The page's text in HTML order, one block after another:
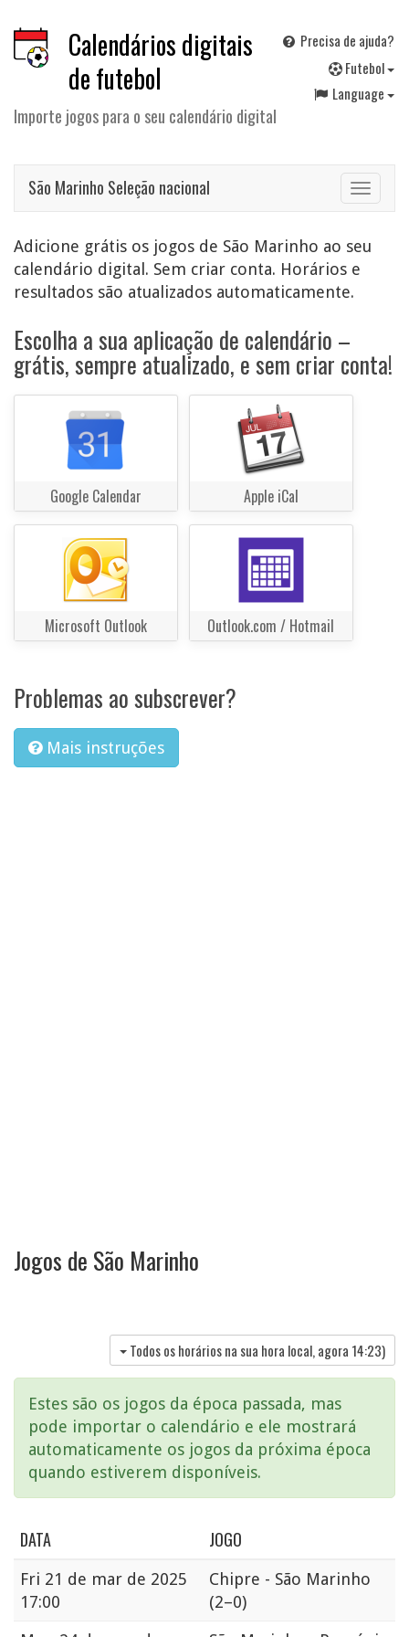
Calendários digitais
de futebol
Importe jogos para o seu calendário digital
Precisa de ajuda?
Futebol
Language
Toggle
São Marinho Seleção nacional
Adicione grátis os jogos de São Marinho ao seu
calendário digital. Sem criar conta. Horários e
resultados são atualizados automaticamente.
Escolha a sua aplicação de calendário –
grátis, sempre atualizado, e sem criar conta!
Google Calendar Apple iCal
Microsoft Outlook Outlook.com / Hotmail
Problemas ao subscrever?
Mais instruções
Jogos de São Marinho
Todos os horários na sua hora local, agora 14:23)
Estes são os jogos da época passada, mas
pode importar o calendário e ele mostrará
automaticamente os jogos da próxima época
quando estiverem disponíveis.
DATA JOGO
Fri 21 de mar de 2025
17:00
Chipre - São Marinho
(2–0)